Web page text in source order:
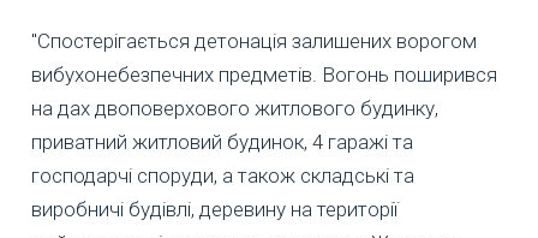
"Спостерігається детонація залишених ворогом
вибухонебезпечних предметів. Вогонь поширився
на дах двоповерхового житлового будинку,
приватний житловий будинок, 4 гаражі та
господарчі споруди, а також складські та
виробничі будівлі, деревину на території